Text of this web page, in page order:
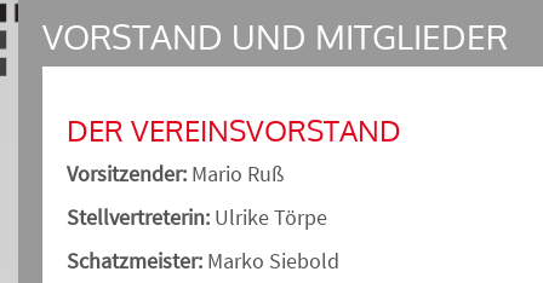
VORSTAND UND MITGLIEDER
DER VEREINSVORSTAND
Vorsitzender: Mario Ruß
Stellvertreterin: Ulrike Törpe
Schatzmeister: Marko Siebold